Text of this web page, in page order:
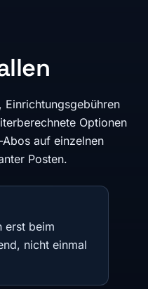
Einrichtungsgebühren
Optionen
auf einzelnen
Posten.
erst beim
nicht einmal